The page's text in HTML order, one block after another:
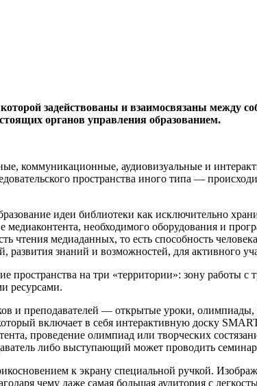
задействованы и взаимосвязаны между
органов управления образованием.
коммуникационные, аудиовизуальные и
пространства иного типа —
идеи библиотеки как исключительно
необходимого оборудования и
чтения медиаданных, то есть способность
знаний и возможностей, для активного
пространства на три «территории»: зону
ресурсами.
и преподавателей — открытые уроки,
включает в себя интерактивную доску
проведение олимпиад или творческих
либо выступающий может проводить
к экрану специальной ручкой.
чему даже самая большая аудитория с